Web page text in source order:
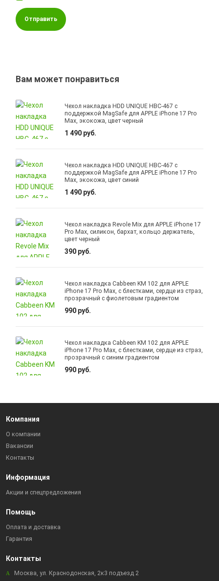
Отправить
Вам может понравиться
Чехол накладка HDD UNIQUE HBC-467 с
поддержкой MagSafe для APPLE iPhone 17 Pro
Max, экокожа, цвет черный
1 490 руб.
Чехол накладка HDD UNIQUE HBC-467 с
поддержкой MagSafe для APPLE iPhone 17 Pro
Max, экокожа, цвет синий
1 490 руб.
Чехол накладка Revole Mix для APPLE iPhone 17
Pro Max, силикон, бархат, кольцо держатель,
цвет черный
390 руб.
Чехол накладка Cabbeen KM 102 для APPLE
iPhone 17 Pro Max, с блестками, сердце из страз,
прозрачный с фиолетовым градиентом
990 руб.
Чехол накладка Cabbeen KM 102 для APPLE
iPhone 17 Pro Max, с блестками, сердце из страз,
прозрачный с синим градиентом
990 руб.
Компания
О компании
Вакансии
Контакты
Информация
Акции и спецпредложения
Помощь
Оплата и доставка
Гарантия
Контакты
Москва, ул. Краснодонская, 2к3 подъезд 2